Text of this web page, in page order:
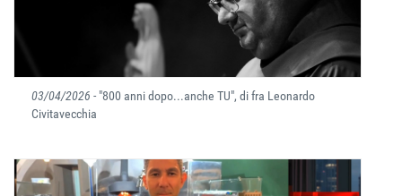
03/04/2026 - "800 anni dopo...anche TU", di fra Leonardo
Civitavecchia